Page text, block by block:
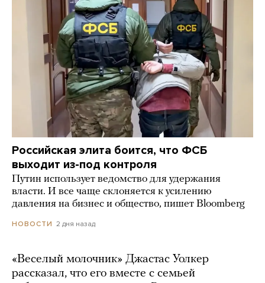
Российская элита боится, что ФСБ
выходит из-под контроля
Путин использует ведомство для удержания
власти. И все чаще склоняется к усилению
давления на бизнес и общество, пишет Bloomberg
НОВОСТИ 2 дня назад
«Веселый молочник» Джастас Уолкер
рассказал, что его вместе с семьей